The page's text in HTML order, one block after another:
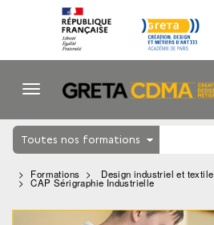
Toutes nos formations
Formations Design industriel et textile
CAP Sérigraphie Industrielle